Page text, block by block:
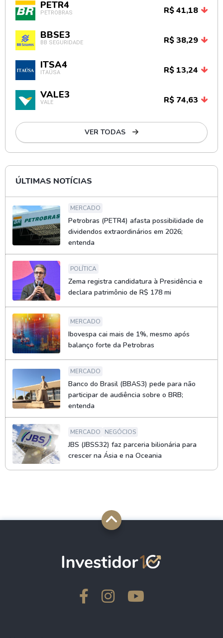
PETR4
PETROBRAS R$ 41,18
BBSE3
BB SEGURIDADE R$ 38,29
ITSA4
ITAÚSA R$ 13,24
VALE3
VALE R$ 74,63
VER TODAS
ÚLTIMAS NOTÍCIAS
MERCADO
Petrobras (PETR4) afasta possibilidade de
dividendos extraordinários em 2026;
entenda
POLÍTICA
Zema registra candidatura à Presidência e
declara patrimônio de R$ 178 mi
MERCADO
Ibovespa cai mais de 1%, mesmo após
balanço forte da Petrobras
MERCADO
Banco do Brasil (BBAS3) pede para não
participar de audiência sobre o BRB;
entenda
MERCADO NEGÓCIOS
JBS (JBSS32) faz parceria bilionária para
crescer na Ásia e na Oceania